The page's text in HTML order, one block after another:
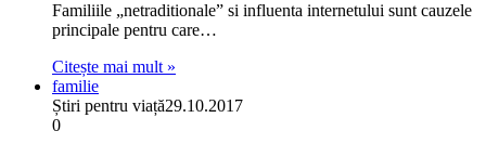
Familiile „netraditionale” si influenta internetului sunt cauzele
principale pentru care…
Citește mai mult »
familie
Știri pentru viață29.10.2017
0